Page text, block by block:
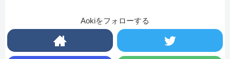
Aokiをフォローする